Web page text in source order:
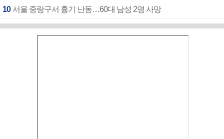
10 서울 중랑구서 흉기 난동…60대 남성 2명 사망